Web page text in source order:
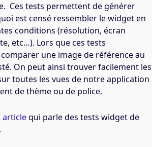
Ces tests permettent de générer
est censé ressembler le widget en
conditions (résolution, écran
etc…). Lors que ces tests
comparer une image de référence au
On peut ainsi trouver facilement les
toutes les vues de notre application
de thème ou de police.
articlequi parle des tests widget de